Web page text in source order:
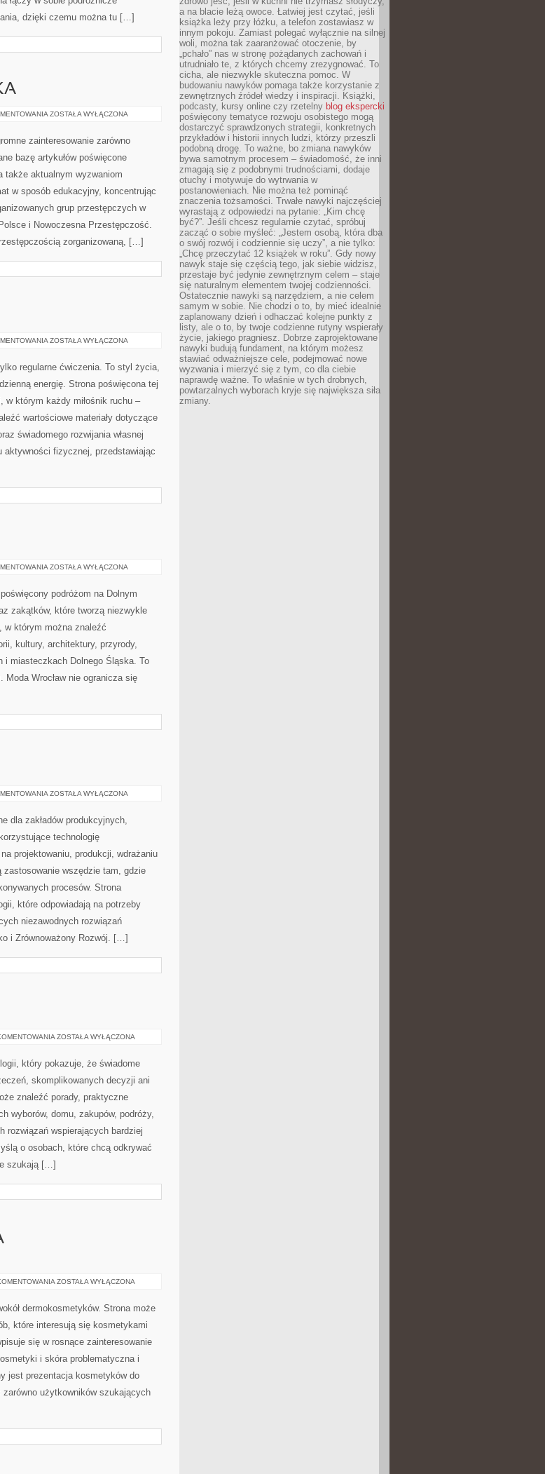
dzięki czemu można tu […]
Z
ZOSTAŁA WYŁĄCZONA
zainteresowanie zarówno
bazę artykułów poświęcone
także aktualnym wyzwaniom
w sposób edukacyjny, koncentrując
grup przestępczych w
i Nowoczesna Przestępczość.
zorganizowaną, […]
KARDIO
ZOSTAŁA WYŁĄCZONA
regularne ćwiczenia. To styl życia,
energię. Strona poświęcona tej
w którym każdy miłośnik ruchu –
wartościowe materiały dotyczące
świadomego rozwijania własnej
aktywności fizycznej, przedstawiając
JELENIA
ZOSTAŁA WYŁĄCZONA
podróżom na Dolnym
zakątków, które tworzą niezwykle
w którym można znaleźć
kultury, architektury, przyrody,
i miasteczkach Dolnego Śląska. To
Wrocław nie ogranicza się
HISTORIA
ZOSTAŁA WYŁĄCZONA
dla zakładów produkcyjnych,
technologię
projektowaniu, produkcji, wdrażaniu
wszędzie tam, gdzie
procesów. Strona
które odpowiadają na potrzeby
niezawodnych rozwiązań
i Zrównoważony Rozwój. […]
EDUKACJA
ŻYCIA
ZOSTAŁA WYŁĄCZONA
który pokazuje, że świadome
skomplikowanych decyzji ani
znaleźć porady, praktyczne
wyborów, domu, zakupów, podróży,
rozwiązań wspierających bardziej
o osobach, które chcą odkrywać
szukają […]
DERMOKOSMETYKI
PROBLEMATYCZNA
ZOSTAŁA WYŁĄCZONA
dermokosmetyków. Strona może
które interesują się kosmetykami
się w rosnące zainteresowanie
i skóra problematyczna i
jest prezentacja kosmetyków do
zarówno użytkowników szukających
a na blacie leżą owoce. Łatwiej jest czytać, jeśli
książka leży przy łóżku, a telefon zostawiasz w
innym pokoju. Zamiast polegać wyłącznie na silnej
woli, można tak zaaranżować otoczenie, by
„pchało” nas w stronę pożądanych zachowań i
utrudniało te, z których chcemy zrezygnować. To
cicha, ale niezwykle skuteczna pomoc. W
budowaniu nawyków pomaga także korzystanie z
zewnętrznych źródeł wiedzy i inspiracji. Książki,
podcasty, kursy online czy rzetelny blog ekspercki
poświęcony tematyce rozwoju osobistego mogą
dostarczyć sprawdzonych strategii, konkretnych
przykładów i historii innych ludzi, którzy przeszli
podobną drogę. To ważne, bo zmiana nawyków
bywa samotnym procesem – świadomość, że inni
zmagają się z podobnymi trudnościami, dodaje
otuchy i motywuje do wytrwania w
postanowieniach. Nie można też pominąć
znaczenia tożsamości. Trwałe nawyki najczęściej
wyrastają z odpowiedzi na pytanie: „Kim chcę
być?”. Jeśli chcesz regularnie czytać, spróbuj
zacząć o sobie myśleć: „Jestem osobą, która dba
o swój rozwój i codziennie się uczy”, a nie tylko:
„Chcę przeczytać 12 książek w roku”. Gdy nowy
nawyk staje się częścią tego, jak siebie widzisz,
przestaje być jedynie zewnętrznym celem – staje
się naturalnym elementem twojej codzienności.
Ostatecznie nawyki są narzędziem, a nie celem
samym w sobie. Nie chodzi o to, by mieć idealnie
zaplanowany dzień i odhaczać kolejne punkty z
listy, ale o to, by twoje codzienne rutyny wspierały
życie, jakiego pragniesz. Dobrze zaprojektowane
nawyki budują fundament, na którym możesz
stawiać odważniejsze cele, podejmować nowe
wyzwania i mierzyć się z tym, co dla ciebie
naprawdę ważne. To właśnie w tych drobnych,
powtarzalnych wyborach kryje się największa siła
zmiany.